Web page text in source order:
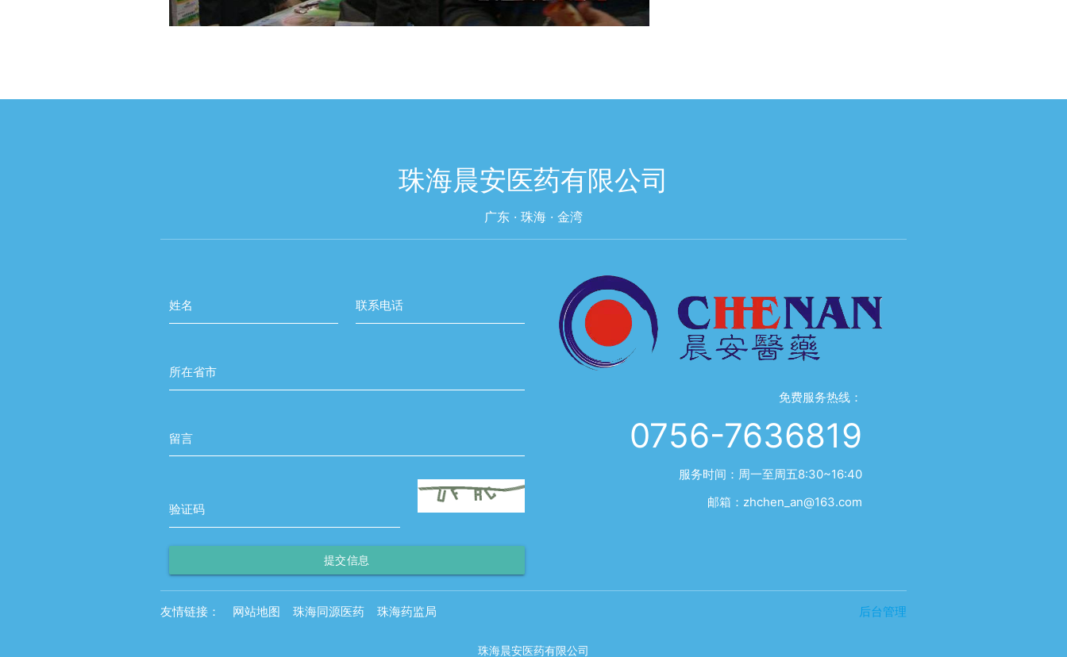
珠海晨安医药有限公司
广东 · 珠海 · 金湾
姓名 联系电话
所在省市
留言
验证码
提交信息
免费服务热线：
0756-7636819
服务时间：周一至周五8:30~16:40
邮箱：zhchen_an@163.com
友情链接： 网站地图 珠海同源医药 珠海药监局 后台管理
珠海晨安医药有限公司